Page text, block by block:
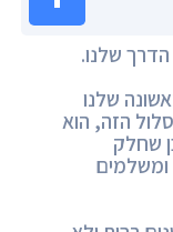
הדרך שלנו.
שלנו
הזה, הוא
שחלק